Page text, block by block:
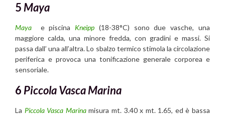
5Maya
Maya e piscina Kneipp (18-38°C) sono due vasche, una
maggiore calda, una minore fredda, con gradini e massi. Si
passa dall’ una all’altra. Lo sbalzo termico stimola la circolazione
periferica e provoca una tonificazione generale corporea e
sensoriale.
6 Piccola Vasca Marina
La Piccola Vasca Marinamisura mt. 3.40 x mt. 1.65, ed è bassa